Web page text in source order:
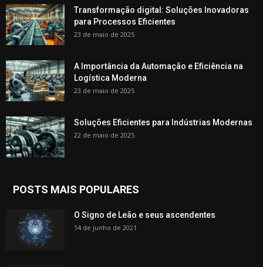
Transformação digital: Soluções Inovadoras
para Processos Eficientes
23 de maio de 2025
A Importância da Automação e Eficiência na
Logística Moderna
23 de maio de 2025
Soluções Eficientes para Indústrias Modernas
22 de maio de 2025
POSTS MAIS POPULARES
O Signo de Leão e seus ascendentes
14 de junho de 2021